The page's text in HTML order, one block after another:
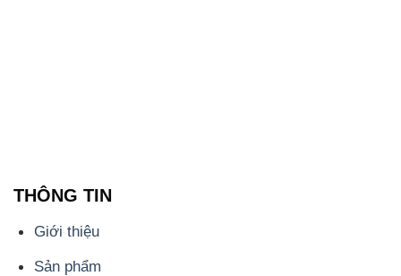
THÔNG TIN
Giới thiệu
Sản phẩm